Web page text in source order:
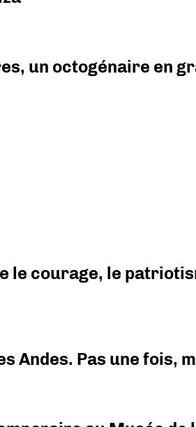
un octogénaire en
le courage, le
Andes. Pas une fois,